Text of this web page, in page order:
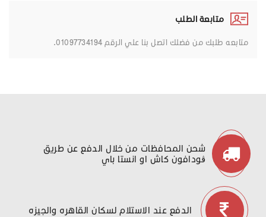
متابعة الطلب
متابعه طلبك من فضلك اتصل بنا علي الرقم 01097734194.
شحن المحافظات من خلال الدفع عن طريق
ڤودافون كاش او انستا باي
الدفع عند الاستلام لسكان القاهره والجيزه